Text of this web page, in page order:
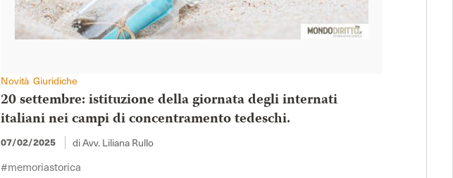
Novità Giuridiche
20 settembre: istituzione della giornata degli internati
italiani nei campi di concentramento tedeschi.
07/02/2025 di Avv. Liliana Rullo
#memoriastorica